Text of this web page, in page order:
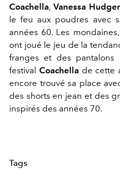
Coachella, Vanessa
le feu aux poudres avec
années 60. Les
ont joué le jeu de la
franges et des
festival Coachellade cette
encore trouvé sa place
des shorts en jean et des
inspirés des années 70.
Tags